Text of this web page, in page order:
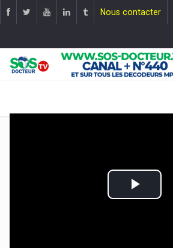
Nous contacter
Play